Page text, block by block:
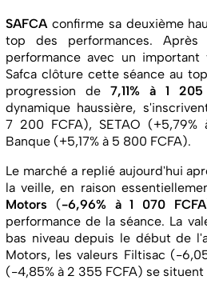
SAFCAconfirme sa deuxième
top des performances.
performance avec un important
Safca clôture cette séance au
progression de 7,11% à 1 205
dynamique haussière,
7 200 FCFA), SETAO
Banque (+5,17% à 5 800 FCFA).
Le marché a replié aujourd'hui
la veille, en raison
Motors (-6,96% à 1 070 FCFA
performance de la séance. La
bas niveau depuis le début de
Motors, les valeurs Filtisac (-
(-4,85% à 2 355 FCFA) se situent